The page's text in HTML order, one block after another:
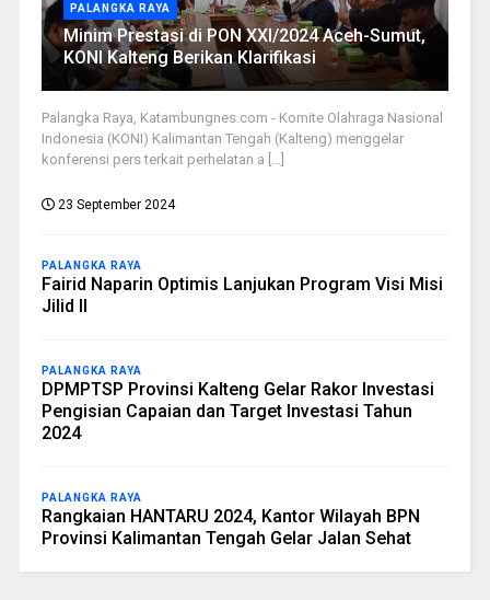
PALANGKA RAYA
Minim Prestasi di PON XXI/2024 Aceh-Sumut,
KONI Kalteng Berikan Klarifikasi
Palangka Raya, Katambungnes.com - Komite Olahraga Nasional
Indonesia (KONI) Kalimantan Tengah (Kalteng) menggelar
konferensi pers terkait perhelatan a [...]
23 September 2024
PALANGKA RAYA
Fairid Naparin Optimis Lanjukan Program Visi Misi
Jilid II
PALANGKA RAYA
DPMPTSP Provinsi Kalteng Gelar Rakor Investasi
Pengisian Capaian dan Target Investasi Tahun
2024
PALANGKA RAYA
Rangkaian HANTARU 2024, Kantor Wilayah BPN
Provinsi Kalimantan Tengah Gelar Jalan Sehat